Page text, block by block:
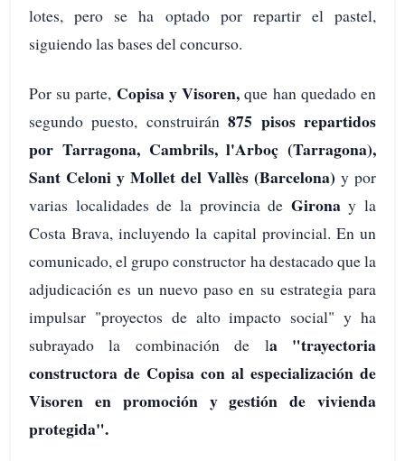
lotes, pero se ha optado por repartir el pastel,
siguiendo las bases del concurso.
Por su parte, Copisa y Visoren,que han quedado en
segundo puesto, construirán875 pisos repartidos
por Tarragona, Cambrils, l'Arboç (Tarragona),
Sant Celoni y Mollet del Vallès (Barcelona) y por
varias localidades de la provincia de Gironay la
Costa Brava, incluyendo la capital provincial. En un
comunicado, el grupo constructor ha destacado que la
adjudicación es un nuevo paso en su estrategia para
impulsar "proyectos de alto impacto social" y ha
subrayado la combinación de la "trayectoria
constructora de Copisa con al especialización de
Visoren en promoción y gestión de vivienda
protegida".